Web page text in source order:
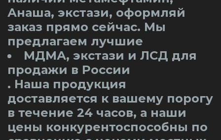
Анаша, экстази, оформляй
заказ прямо сейчас. Мы
предлагаем лучшие
МДМА, экстази и ЛСД для
продажи в России
. Наша продукция
доставляется к вашему порогу
в течение 24 часов, а наши
цены конкурентоспособны по